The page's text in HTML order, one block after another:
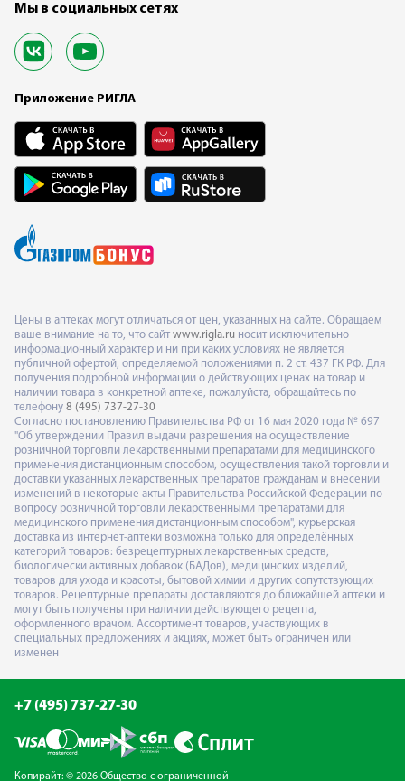
Мы в социальных сетях
Приложение РИГЛА
Цены в аптеках могут отличаться от цен, указанных на сайте. Обращаем
ваше внимание на то, что сайт www.rigla.ru носит исключительно
информационный характер и ни при каких условиях не является
публичной офертой, определяемой положениями п. 2 ст. 437 ГК РФ. Для
получения подробной информации о действующих ценах на товар и
наличии товара в конкретной аптеке, пожалуйста, обращайтесь по
телефону 8 (495) 737-27-30
Согласно постановлению Правительства РФ от 16 мая 2020 года № 697
"Об утверждении Правил выдачи разрешения на осуществление
розничной торговли лекарственными препаратами для медицинского
применения дистанционным способом, осуществления такой торговли и
доставки указанных лекарственных препаратов гражданам и внесении
изменений в некоторые акты Правительства Российской Федерации по
вопросу розничной торговли лекарственными препаратами для
медицинского применения дистанционным способом", курьерская
доставка из интернет-аптеки возможна только для определённых
категорий товаров: безрецептурных лекарственных средств,
биологически активных добавок (БАДов), медицинских изделий,
товаров для ухода и красоты, бытовой химии и других сопутствующих
товаров. Рецептурные препараты доставляются до ближайшей аптеки и
могут быть получены при наличии действующего рецепта,
оформленного врачом. Ассортимент товаров, участвующих в
специальных предложениях и акциях, может быть ограничен или
изменен
+7 (495) 737-27-30
Копирайт: © 2026 Общество с ограниченной